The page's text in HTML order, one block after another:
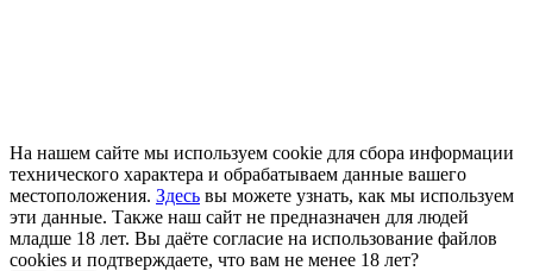
На нашем сайте мы используем cookie для сбора информации
технического характера и обрабатываем данные вашего
местоположения. Здесь вы можете узнать, как мы используем
эти данные. Также наш сайт не предназначен для людей
младше 18 лет. Вы даёте согласие на использование файлов
cookies и подтверждаете, что вам не менее 18 лет?